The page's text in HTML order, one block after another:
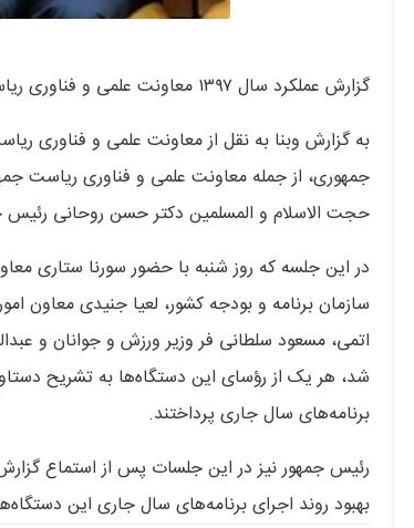
گزارش عملکرد سال ۱۳۹۷ معاونت علمی و فناوری ریاست جمهوری در حضور ئیس جمهور ارائه شد.
جمهوری، از جمله معاونت علمی و فناوری ریاست
حجت الاسلام و المسلمین دکتر حسن روحانی
در این جلسه که روز شنبه با حضور سورنا ستاری
سازمان برنامه و بودجه کشور، لعیا جنیدی معاون
اتمی، مسعود سلطانی فر وزیر ورزش و جوانان و
برنامه‌های سال جاری پرداختند.
رئیس جمهور نیز در این جلسات پس از استماع
بهبود روند اجرای برنامه‌های سال جاری این